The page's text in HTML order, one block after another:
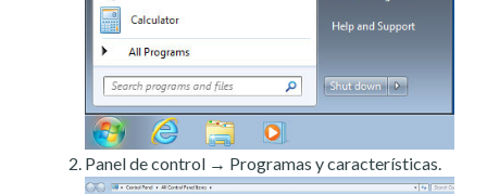
Panel de control → Programas y características.